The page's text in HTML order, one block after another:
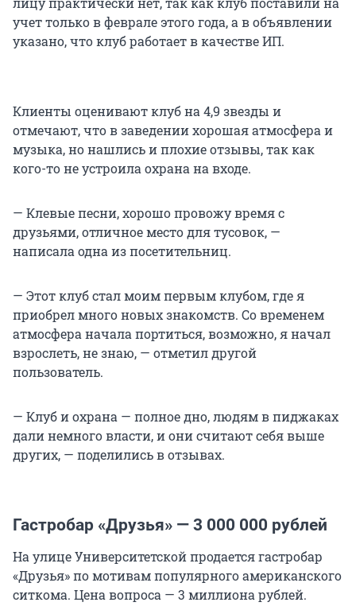
учет только в феврале этого года, а в объявлении
указано, что клуб работает в качестве ИП.
Клиенты оценивают клуб на 4,9 звезды и
отмечают, что в заведении хорошая атмосфера и
музыка, но нашлись и плохие отзывы, так как
кого-то не устроила охрана на входе.
— Клевые песни, хорошо провожу время с
друзьями, отличное место для тусовок, —
написала одна из посетительниц.
— Этот клуб стал моим первым клубом, где я
приобрел много новых знакомств. Со временем
атмосфера начала портиться, возможно, я начал
взрослеть, не знаю, — отметил другой
пользователь.
— Клуб и охрана — полное дно, людям в пиджаках
дали немного власти, и они считают себя выше
других, — поделились в отзывах.
Гастробар «Друзья» — 3 000 000 рублей
На улице Университетской продается гастробар
«Друзья» по мотивам популярного американского
ситкома. Цена вопроса — 3 миллиона рублей.